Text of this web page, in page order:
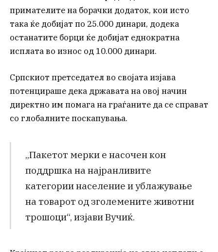
примателите на борачки додаток, кои исто
така ќе добијат по 25.000 динари, додека
останатите борци ќе добијат еднократна
исплата во износ од 10.000 динари.
Српскиот претседател во својата изјава
потенцираше дека државата на овој начин
директно им помага на граѓаните да се справат
со глобалните поскапувања.
„Пакетот мерки е насочен кон
поддршка на најранливите
категории население и ублажување
на товарот од зголемените животни
трошоци“, изјави Вучиќ.